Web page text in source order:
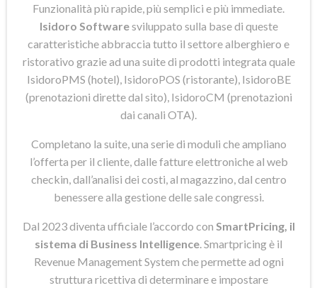
Funzionalità più rapide, più semplici e più immediate.
Isidoro Softwaresviluppato sulla base di queste
caratteristiche abbraccia tutto il settore alberghiero e
ristorativo grazie ad una suite di prodotti integrata quale
IsidoroPMS (hotel), IsidoroPOS (ristorante), IsidoroBE
(prenotazioni dirette dal sito), IsidoroCM (prenotazioni
dai canali OTA).
Completano la suite, una serie di moduli che ampliano
l’offerta per il cliente, dalle fatture elettroniche al web
checkin, dall’analisi dei costi, al magazzino, dal centro
benessere alla gestione delle sale congressi.
Dal 2023 diventa ufficiale l’accordo con SmartPricing, il
sistema di Business Intelligence . Smartpricing è il
Revenue Management System che permette ad ogni
struttura ricettiva di determinare e impostare